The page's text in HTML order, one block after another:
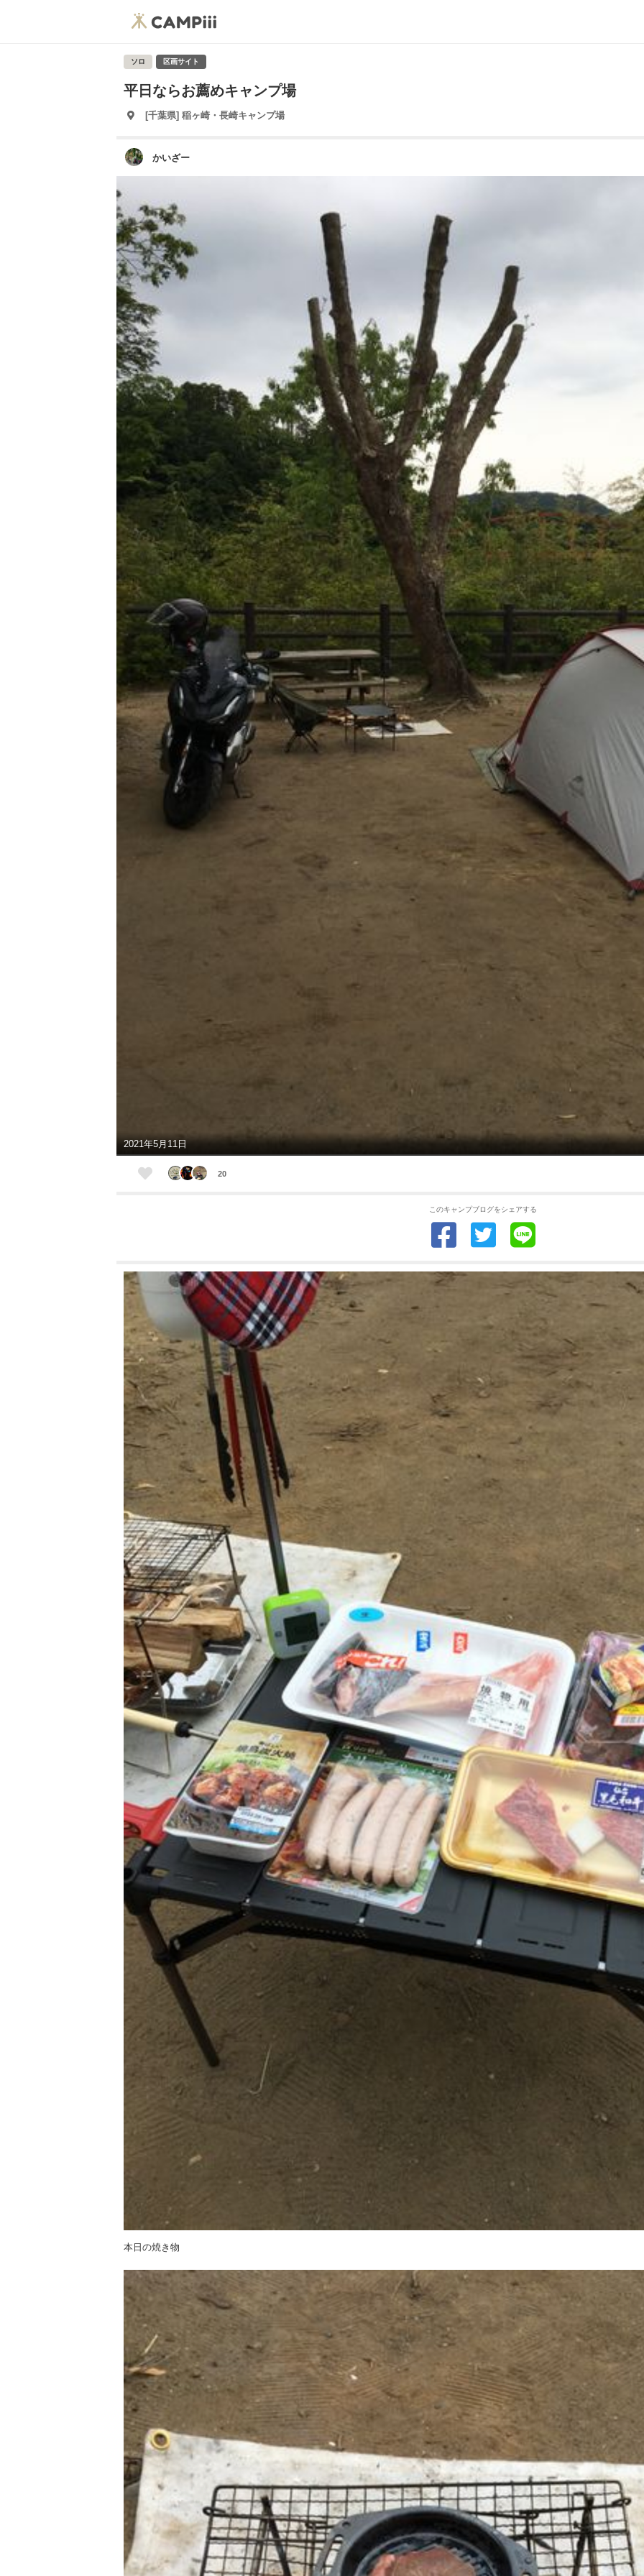
ソロ 区画サイト
平日ならお薦めキャンプ場
[千葉県] 稲ヶ崎・長崎キャンプ場
かいざー
2021年5月11日
20
このキャンプブログをシェアする
本日の焼き物